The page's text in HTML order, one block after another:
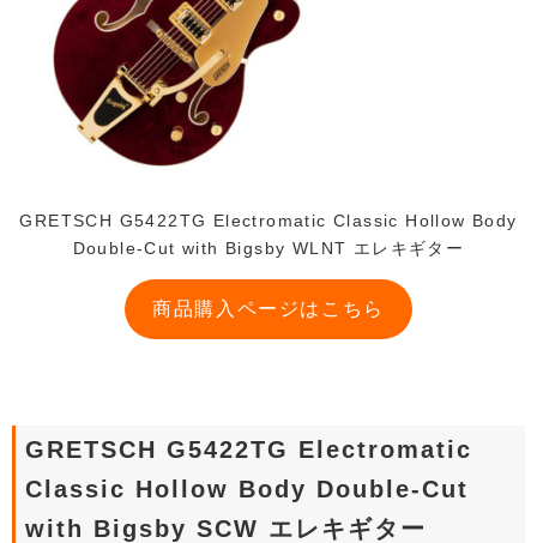
GRETSCH G5422TG Electromatic Classic Hollow Body
Double-Cut with Bigsby WLNT エレキギター
商品購入ページはこちら
GRETSCH G5422TG Electromatic
Classic Hollow Body Double-Cut
with Bigsby SCW エレキギター